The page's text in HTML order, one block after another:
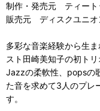
制作・発売元 ティート
販売元 ディスクユニオ
多彩な音楽経験から生
スト田崎美知子の初トリ
Jazzの柔軟性、popsの
た音を求めて3人のプレ
す。